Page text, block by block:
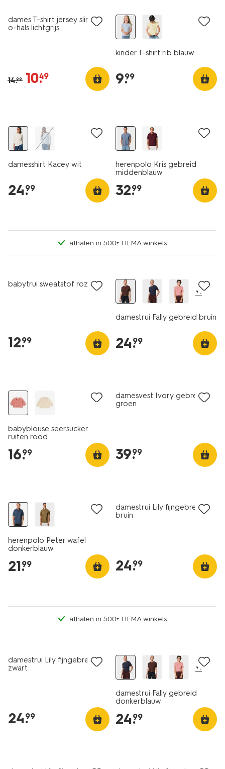
dames T-shirt jersey slim fit
o-hals lichtgrijs
14.99 10.
49
kinder T-shirt rib blauw
9.
99
damesshirt Kacey wit
24.
99
herenpolo Kris gebreid
middenblauw
32.
99
afhalen in 500+ HEMA winkels
babytrui sweatstof roze
12.
99
+1
damestrui Fally gebreid bruin
24.
99
babyblouse seersucker
ruiten rood
16.
99
damesvest Ivory gebreid
groen
39.
99
herenpolo Peter wafel
donkerblauw
21.
99
damestrui Lily fijngebreid
bruin
24.
99
afhalen in 500+ HEMA winkels
damestrui Lily fijngebreid
zwart
24.
99
+1
damestrui Fally gebreid
donkerblauw
24.
99